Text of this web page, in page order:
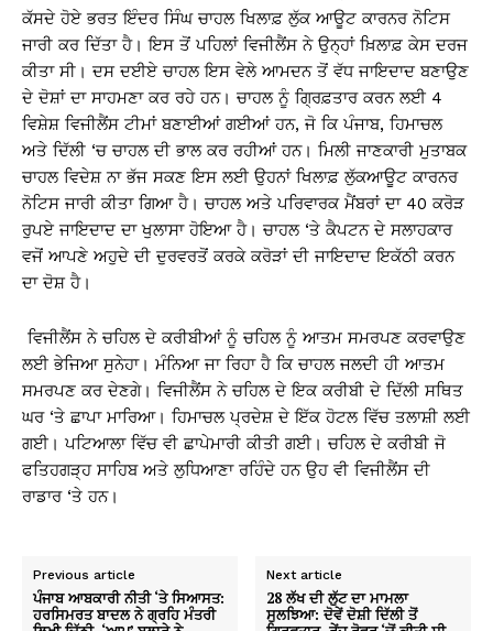
ਕੱਸਦੇ ਹੋਏ ਭਰਤ ਇੰਦਰ ਸਿੰਘ ਚਾਹਲ ਖਿਲਾਫ਼ ਲੁੱਕ ਆਊਟ ਕਾਰਨਰ ਨੋਟਿਸ
ਜਾਰੀ ਕਰ ਦਿੱਤਾ ਹੈ। ਇਸ ਤੋਂ ਪਹਿਲਾਂ ਵਿਜੀਲੈਂਸ ਨੇ ਉਨ੍ਹਾਂ ਖ਼ਿਲਾਫ਼ ਕੇਸ ਦਰਜ
ਕੀਤਾ ਸੀ। ਦਸ ਦਈਏ ਚਾਹਲ ਇਸ ਵੇਲੇ ਆਮਦਨ ਤੋਂ ਵੱਧ ਜਾਇਦਾਦ ਬਣਾਉਣ
ਦੇ ਦੋਸ਼ਾਂ ਦਾ ਸਾਹਮਣਾ ਕਰ ਰਹੇ ਹਨ। ਚਾਹਲ ਨੂੰ ਗ੍ਰਿਫ਼ਤਾਰ ਕਰਨ ਲਈ 4
ਵਿਸ਼ੇਸ਼ ਵਿਜੀਲੈਂਸ ਟੀਮਾਂ ਬਣਾਈਆਂ ਗਈਆਂ ਹਨ, ਜੋ ਕਿ ਪੰਜਾਬ, ਹਿਮਾਚਲ
ਅਤੇ ਦਿੱਲੀ ‘ਚ ਚਾਹਲ ਦੀ ਭਾਲ ਕਰ ਰਹੀਆਂ ਹਨ। ਮਿਲੀ ਜਾਣਕਾਰੀ ਮੁਤਾਬਕ
ਚਾਹਲ ਵਿਦੇਸ਼ ਨਾ ਭੱਜ ਸਕਣ ਇਸ ਲਈ ਉਹਨਾਂ ਖਿਲਾਫ਼ ਲੁੱਕਆਊਟ ਕਾਰਨਰ
ਨੋਟਿਸ ਜਾਰੀ ਕੀਤਾ ਗਿਆ ਹੈ। ਚਾਹਲ ਅਤੇ ਪਰਿਵਾਰਕ ਮੈਂਬਰਾਂ ਦਾ 40 ਕਰੋੜ
ਰੁਪਏ ਜਾਇਦਾਦ ਦਾ ਖੁਲਾਸਾ ਹੋਇਆ ਹੈ। ਚਾਹਲ ‘ਤੇ ਕੈਪਟਨ ਦੇ ਸਲਾਹਕਾਰ
ਵਜੋਂ ਆਪਣੇ ਅਹੁਦੇ ਦੀ ਦੁਰਵਰਤੋਂ ਕਰਕੇ ਕਰੋੜਾਂ ਦੀ ਜਾਇਦਾਦ ਇਕੱਠੀ ਕਰਨ
ਦਾ ਦੋਸ਼ ਹੈ।
ਵਿਜੀਲੈਂਸ ਨੇ ਚਹਿਲ ਦੇ ਕਰੀਬੀਆਂ ਨੂੰ ਚਹਿਲ ਨੂੰ ਆਤਮ ਸਮਰਪਣ ਕਰਵਾਉਣ
ਲਈ ਭੇਜਿਆ ਸੁਨੇਹਾ। ਮੰਨਿਆ ਜਾ ਰਿਹਾ ਹੈ ਕਿ ਚਾਹਲ ਜਲਦੀ ਹੀ ਆਤਮ
ਸਮਰਪਣ ਕਰ ਦੇਣਗੇ। ਵਿਜੀਲੈਂਸ ਨੇ ਚਹਿਲ ਦੇ ਇਕ ਕਰੀਬੀ ਦੇ ਦਿੱਲੀ ਸਥਿਤ
ਘਰ ‘ਤੇ ਛਾਪਾ ਮਾਰਿਆ। ਹਿਮਾਚਲ ਪ੍ਰਦੇਸ਼ ਦੇ ਇੱਕ ਹੋਟਲ ਵਿੱਚ ਤਲਾਸ਼ੀ ਲਈ
ਗਈ। ਪਟਿਆਲਾ ਵਿੱਚ ਵੀ ਛਾਪੇਮਾਰੀ ਕੀਤੀ ਗਈ। ਚਹਿਲ ਦੇ ਕਰੀਬੀ ਜੋ
ਫਤਿਹਗੜ੍ਹ ਸਾਹਿਬ ਅਤੇ ਲੁਧਿਆਣਾ ਰਹਿੰਦੇ ਹਨ ਉਹ ਵੀ ਵਿਜੀਲੈਂਸ ਦੀ
ਰਾਡਾਰ ‘ਤੇ ਹਨ।
Previous article
ਪੰਜਾਬ ਆਬਕਾਰੀ ਨੀਤੀ ‘ਤੇ ਸਿਆਸਤ:
ਹਰਸਿਮਰਤ ਬਾਦਲ ਨੇ ਗ੍ਰਹਿ ਮੰਤਰੀ
Next article
28 ਲੱਖ ਦੀ ਲੁੱਟ ਦਾ ਮਾਮਲਾ
ਸੁਲਝਿਆ: ਦੋਵੇਂ ਦੋਸ਼ੀ ਦਿੱਲੀ ਤੋਂ